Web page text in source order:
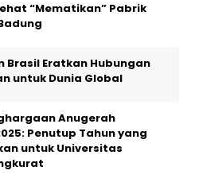
“Mematikan” Pabrik
Brasil Eratkan Hubungan
untuk Dunia Global
Anugerah
Penutup Tahun yang
untuk Universitas